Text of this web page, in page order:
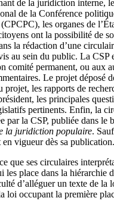
de la juridiction interne,
de la Conférence
les organes de
ont la possibilité de
la rédaction d’une
au sein du public. La CSP
comité permanent, ou aux
Le projet déposé
les rapports de
les principales
pertinents. Enfin, la
par la CSP, publiée dans le
la juridiction populaire.
vigueur dès sa publication.
que ses circulaires
les place dans la hiérarchie
d’alléguer un texte de la
loi occupant la première